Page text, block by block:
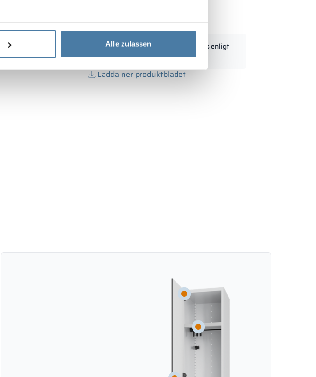
Alle zulassen
Modulärt metallskåp med HPL 900/1800 - 18333
Stommens höjd:
Sektionsbredd:
Djup:490 mm
Standardmått kan modifieras enligt
kundens behov
Ladda ner produktbladet